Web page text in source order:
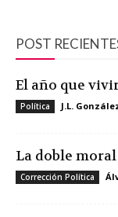
POST
El año que
Política J.L.
La doble
Corrección Política